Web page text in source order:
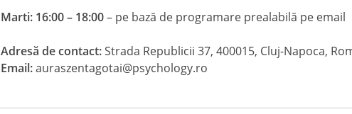
Marti: 16:00 – 18:00– pe bază de programare prealabilă pe email
Adresă de contact:Strada Republicii 37, 400015, Cluj-Napoca,
Email:auraszentagotai@psychology.ro